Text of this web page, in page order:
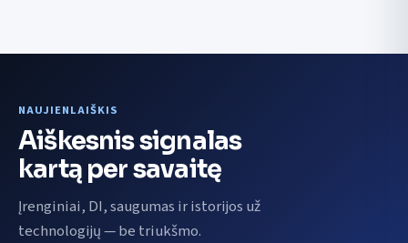
NAUJIENLAIŠKIS
Aiškesnis signalas
kartą per savaitę
Įrenginiai, DI, saugumas ir istorijos už
technologijų — be triukšmo.